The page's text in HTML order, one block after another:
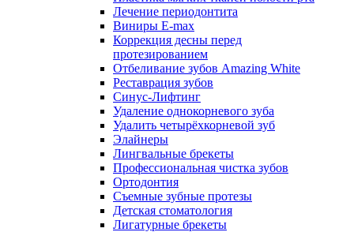
Лечение периодонтита
Виниры E-max
Коррекция десны перед
протезированием
Отбеливание зубов Amazing White
Реставрация зубов
Синус-Лифтинг
Удаление однокорневого зуба
Удалить четырёхкорневой зуб
Элайнеры
Лингвальные брекеты
Профессиональная чистка зубов
Ортодонтия
Съемные зубные протезы
Детская стоматология
Лигатурные брекеты